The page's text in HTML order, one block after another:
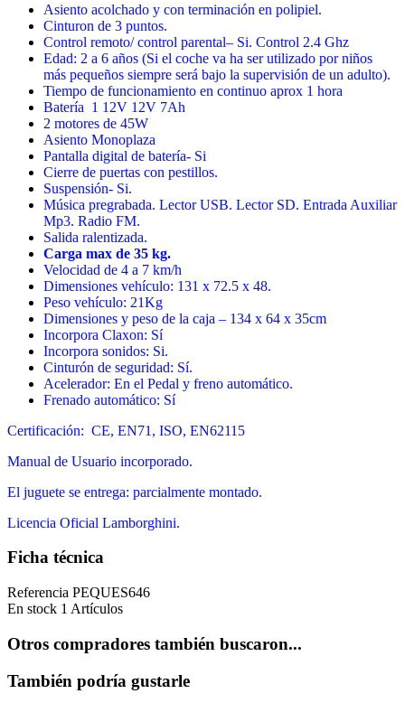
Asiento acolchado y con terminación en polipiel.
Cinturon de 3 puntos.
Control remoto/ control parental– Si. Control 2.4 Ghz
Edad: 2 a 6 años (Si el coche va ha ser utilizado por niños
más pequeños siempre será bajo la supervisión de un adulto).
Tiempo de funcionamiento en continuo aprox 1 hora
Batería 1 12V 12V 7Ah
2 motores de 45W
Asiento Monoplaza
Pantalla digital de batería- Si
Cierre de puertas con pestillos.
Suspensión- Si.
Música pregrabada. Lector USB. Lector SD. Entrada Auxiliar
Mp3. Radio FM.
Salida ralentizada.
Carga max de 35 kg.
Velocidad de 4 a 7 km/h
Dimensiones vehículo: 131 x 72.5 x 48.
Peso vehículo: 21Kg
Dimensiones y peso de la caja – 134 x 64 x 35cm
Incorpora Claxon: Sí
Incorpora sonidos: Si.
Cinturón de seguridad: Sí.
Acelerador: En el Pedal y freno automático.
Frenado automático: Sí
Certificación: CE, EN71, ISO, EN62115
Manual de Usuario incorporado.
El juguete se entrega: parcialmente montado.
Licencia Oficial Lamborghini.
Ficha técnica
Referencia PEQUES646
En stock 1 Artículos
Otros compradores también buscaron...
También podría gustarle